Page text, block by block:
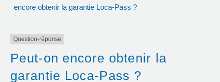
encore obtenir la garantie Loca-Pass ?
Question-réponse
Peut-on encore obtenir la
garantie Loca-Pass ?